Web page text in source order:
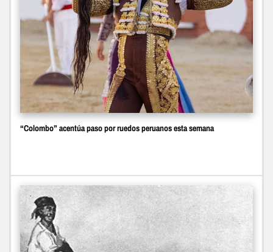
“Colombo” acentúa paso por ruedos peruanos esta semana